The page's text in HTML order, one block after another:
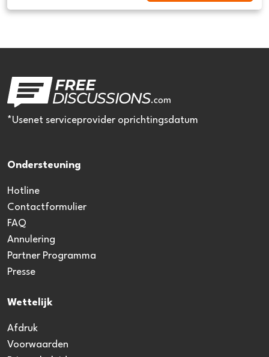
*Usenet serviceprovider oprichtingsdatum
Ondersteuning
Hotline
Contactformulier
FAQ
Annulering
Partner Programma
Presse
Wettelijk
Afdruk
Voorwaarden